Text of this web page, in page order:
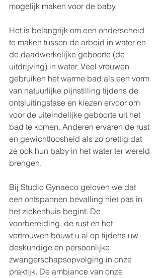
mogelijk maken voor de baby.
Het is belangrijk om een onderscheid
te maken tussen de arbeid in water en
de daadwerkelijke geboorte (de
uitdrijving) in water. Veel vrouwen
gebruiken het warme bad als een vorm
van natuurlijke pijnstilling tijdens de
ontsluitingsfase en kiezen ervoor om
voor de uiteindelijke geboorte uit het
bad te komen. Anderen ervaren de rust
en gewichtloosheid als zo prettig dat
ze ook hun baby in het water ter wereld
brengen.
Bij Studio Gynaeco geloven we dat
een ontspannen bevalling niet pas in
het ziekenhuis begint. De
voorbereiding, de rust en het
vertrouwen bouwt u al op tijdens uw
deskundige en persoonlijke
zwangerschapsopvolging in onze
praktijk. De ambiance van onze